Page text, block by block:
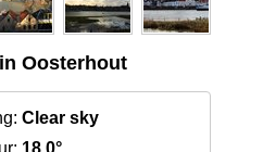
Oosterhout
Clear sky